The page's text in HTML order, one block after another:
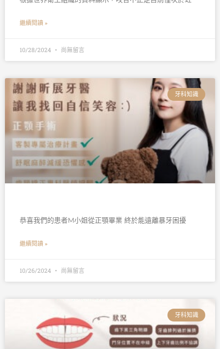
繼續閱讀 »
10/28/2024 尚無留言
牙科知識
恭喜我們的患者M小姐從正顎畢業 終於能遠離暴牙困擾
繼續閱讀 »
10/26/2024 尚無留言
牙科知識